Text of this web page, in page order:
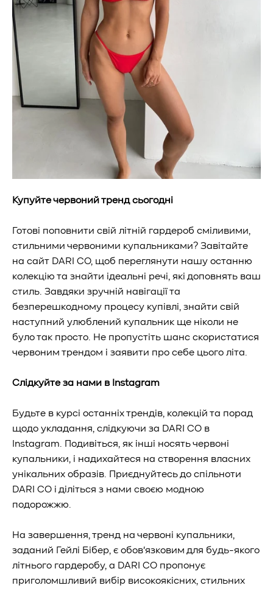
Купуйте червоний тренд сьогодні
Готові поповнити свій літній гардероб сміливими,
стильними червоними купальниками? Завітайте
на сайт DARI CO, щоб переглянути нашу останню
колекцію та знайти ідеальні речі, які доповнять ваш
стиль. Завдяки зручній навігації та
безперешкодному процесу купівлі, знайти свій
наступний улюблений купальник ще ніколи не
було так просто. Не пропустіть шанс скористатися
червоним трендом і заявити про себе цього літа.
Слідкуйте за нами в Instagram
Будьте в курсі останніх трендів, колекцій та порад
щодо укладання, слідкуючи за DARI CO в
Instagram. Подивіться, як інші носять червоні
купальники, і надихайтеся на створення власних
унікальних образів. Приєднуйтесь до спільноти
DARI CO і діліться з нами своєю модною
подорожжю.
На завершення, тренд на червоні купальники,
заданий Гейлі Бібер, є обов'язковим для будь-якого
літнього гардеробу, а DARI CO пропонує
приголомшливий вибір високоякісних, стильних